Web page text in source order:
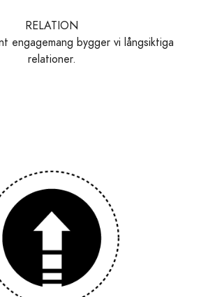
RELATION
engagemang bygger vi långsiktiga
relationer.